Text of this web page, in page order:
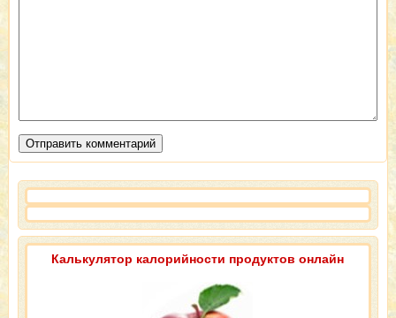
Калькулятор калорийности продуктов онлайн